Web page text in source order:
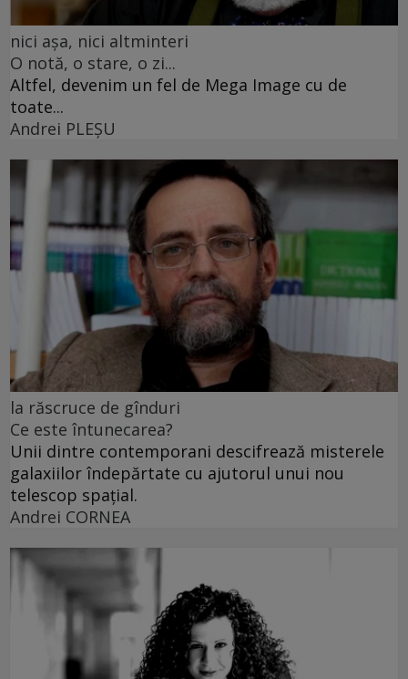
nici așa, nici altminteri
O notă, o stare, o zi...
Altfel, devenim un fel de Mega Image cu de
toate...
Andrei PLEŞU
la răscruce de gînduri
Ce este întunecarea?
Unii dintre contemporani descifrează misterele
galaxiilor îndepărtate cu ajutorul unui nou
telescop spațial.
Andrei CORNEA